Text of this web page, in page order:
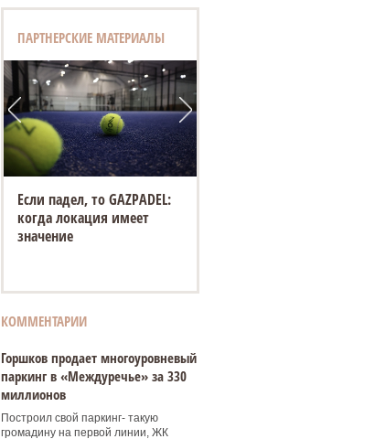
ПАРТНЕРСКИЕ МАТЕРИАЛЫ
Если падел, то GAZPADEL:
когда локация имеет
значение
КОММЕНТАРИИ
Горшков продает многоуровневый
паркинг в «Междуречье» за 330
миллионов
Построил свой паркинг- такую
громадину на первой линии, ЖК